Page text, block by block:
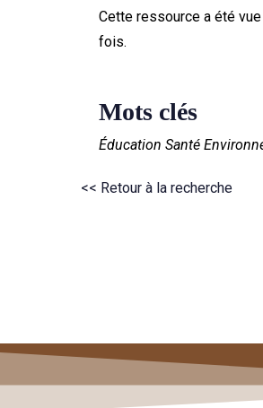
Cette ressource a été
fois.
Mots clés
Éducation Santé
<< Retour à la recherche